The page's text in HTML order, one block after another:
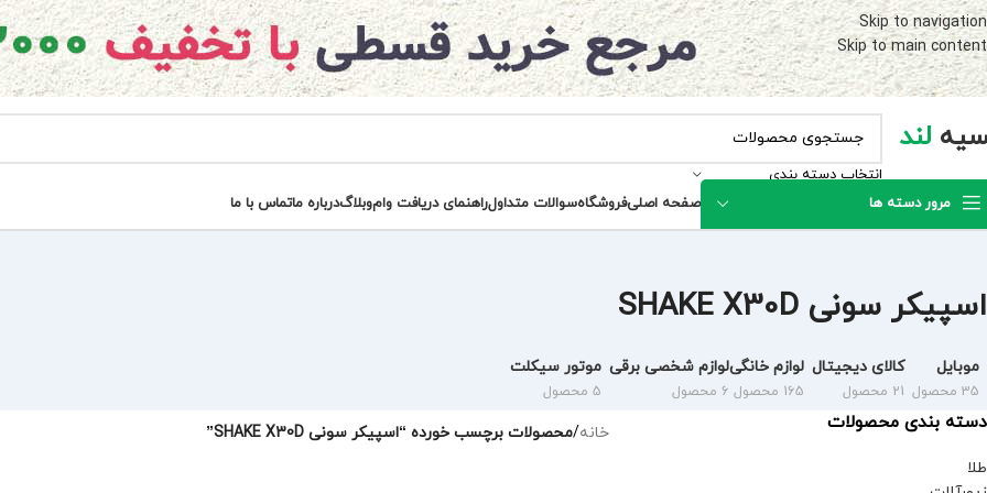
Skip to navigation
Skip to main content
لند
انتخاب دسته بندی
مرور دسته ها صفحه اصلیفروشگاهسوالات متداولراهنمای دریافت واموبلاگدرباره ماتماس با ما
اسپیکر سونی SHAKE X30D
موبایل
35 محصول
کالای دیجیتال
21 محصول
لوازم خانگی
165 محصول
لوازم شخصی برقی
6 محصول
موتور سیکلت
5 محصول
دسته بندی محصولات
طلا
خانه/محصولات برچسب خورده “اسپیکر سونی SHAKE X30D”